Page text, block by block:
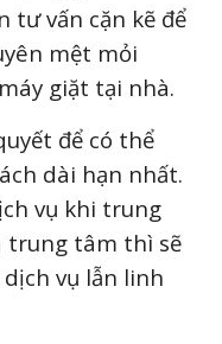
tư vấn cặn kẽ để
mệt mỏi
giặt tại nhà.
để có thể
dài hạn nhất.
vụ khi trung
trung tâm thì sẽ
vụ lẫn linh